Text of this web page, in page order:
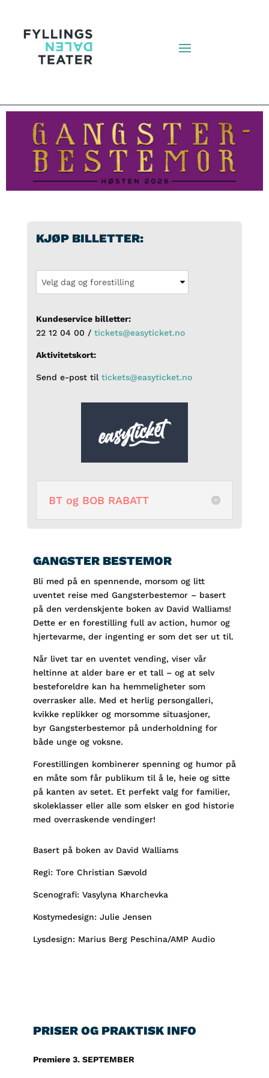
KJØP BILLETTER:
Kundeservice billetter:
22 12 04 00 / tickets@easyticket.no
Aktivitetskort:
Send e-post til tickets@easyticket.no
BT og BOB RABATT
GANGSTER BESTEMOR
Bli med på en spennende, morsom og litt
uventet reise med Gangsterbestemor – basert
på den verdenskjente boken av David Walliams!
Dette er en forestilling full av action, humor og
hjertevarme, der ingenting er som det ser ut til.
Når livet tar en uventet vending, viser vår
heltinne at alder bare er et tall – og at selv
besteforeldre kan ha hemmeligheter som
overrasker alle. Med et herlig persongalleri,
kvikke replikker og morsomme situasjoner,
byr Gangsterbestemor på underholdning for
både unge og voksne.
Forestillingen kombinerer spenning og humor på
en måte som får publikum til å le, heie og sitte
på kanten av setet. Et perfekt valg for familier,
skoleklasser eller alle som elsker en god historie
med overraskende vendinger!
Basert på boken av David Walliams
Regi: Tore Christian Sævold
Scenografi: Vasylyna Kharchevka
Kostymedesign: Julie Jensen
Lysdesign: Marius Berg Peschina/AMP Audio
PRISER OG PRAKTISK INFO
Premiere 3. SEPTEMBER